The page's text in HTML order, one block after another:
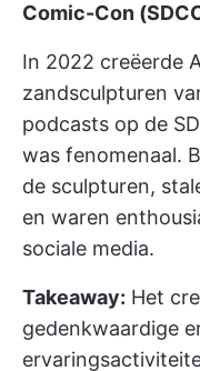
Comic-Con
In 2022 creëerde
zandsculpturen
podcasts op de
was fenomenaal.
de sculpturen,
en waren
sociale media.
Takeaway: Het
gedenkwaardige